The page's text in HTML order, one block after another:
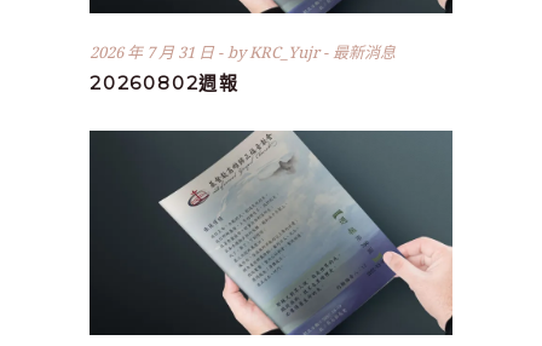
2026 年 7 月 31 日 byKRC_Yujr 最新消息
20260802週報